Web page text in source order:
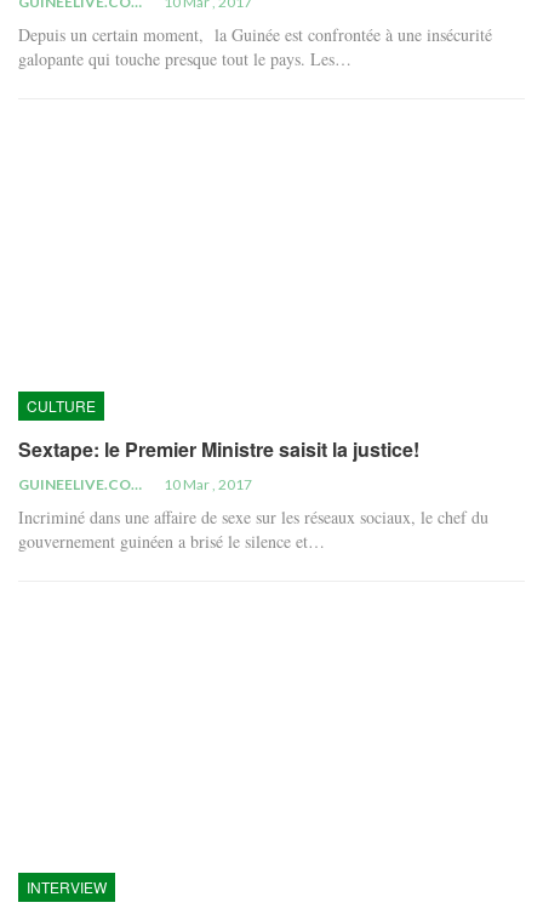
Depuis un certain moment, la Guinée est confrontée à une insécurité
galopante qui touche presque tout le pays. Les…
CULTURE
Sextape: le Premier Ministre saisit la justice!
GUINEELIVE.COM 10 Mar , 2017
Incriminé dans une affaire de sexe sur les réseaux sociaux, le chef du
gouvernement guinéen a brisé le silence et…
INTERVIEW